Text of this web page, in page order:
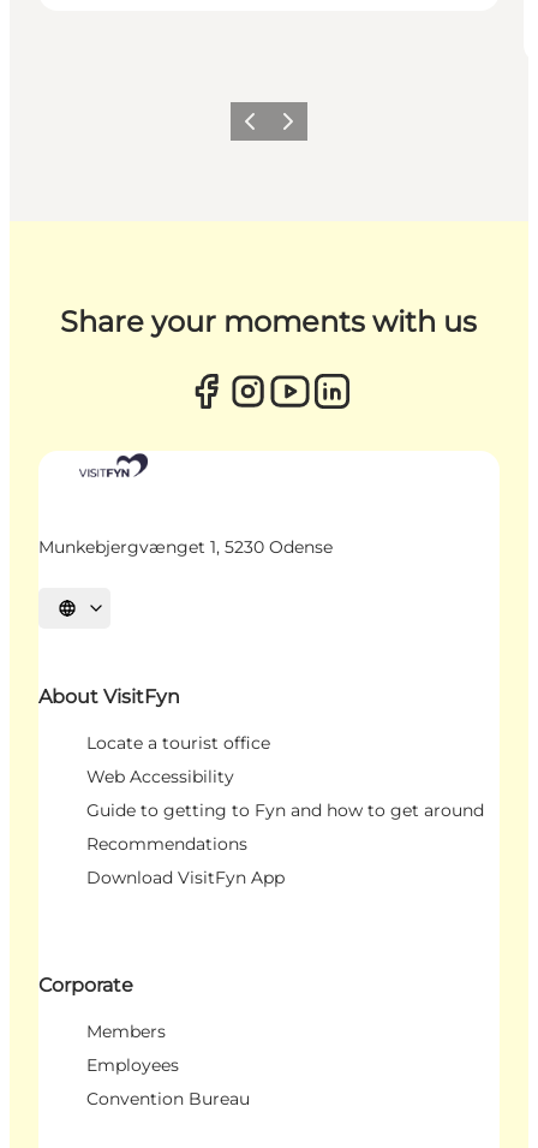
Previous
Next
Share your moments with us
Munkebjergvænget 1, 5230 Odense
Select language
About VisitFyn
Locate a tourist office
Web Accessibility
Guide to getting to Fyn and how to get around
Recommendations
Download VisitFyn App
Corporate
Members
Employees
Convention Bureau